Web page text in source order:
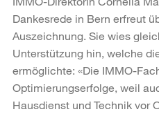
Dankesrede in Bern erfreut
Auszeichnung. Sie wies
Unterstützung hin, welche
ermöglichte: «Die IMMO-
Optimierungserfolge, weil
Hausdienst und Technik vor